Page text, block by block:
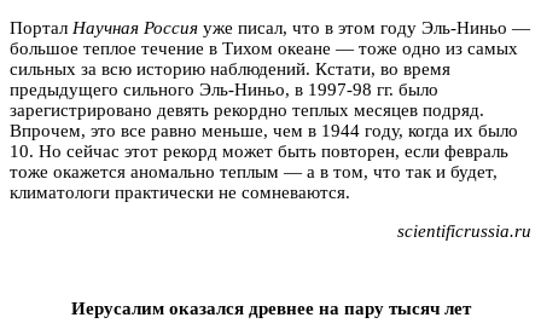
Портал Научная Россия уже писал, что в этом году Эль-Ниньо —
большое теплое течение в Тихом океане — тоже одно из самых
сильных за всю историю наблюдений. Кстати, во время
предыдущего сильного Эль-Ниньо, в 1997-98 гг. было
зарегистрировано девять рекордно теплых месяцев подряд.
Впрочем, это все равно меньше, чем в 1944 году, когда их было
10. Но сейчас этот рекорд может быть повторен, если февраль
тоже окажется аномально теплым — а в том, что так и будет,
климатологи практически не сомневаются.
scientificrussia.ru
Иерусалим оказался древнее на пару тысяч лет